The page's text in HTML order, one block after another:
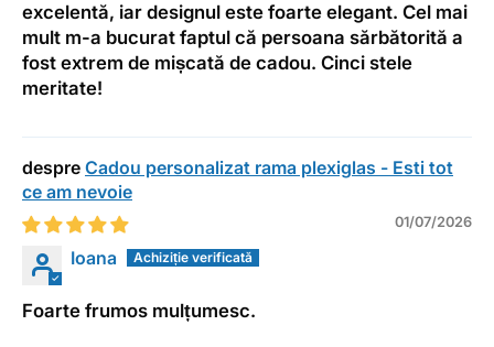
excelentă, iar designul este foarte elegant. Cel mai
mult m-a bucurat faptul că persoana sărbătorită a
fost extrem de mișcată de cadou. Cinci stele
meritate!
Cadou personalizat rama plexiglas - Esti tot
ce am nevoie
01/07/2026
Ioana
Foarte frumos mulțumesc.